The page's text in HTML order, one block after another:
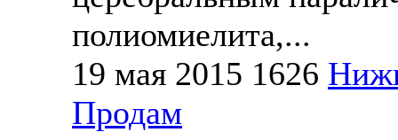
полиомиелита,...
19 мая 2015 1626
Продам